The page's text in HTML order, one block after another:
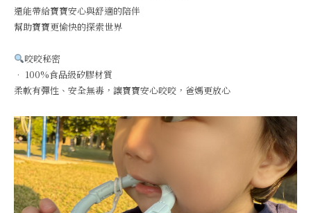
還能帶給寶寶安心與舒適的陪伴
幫助寶寶更愉快的探索世界
咬咬秘密
• 100%食品級矽膠材質
柔軟有彈性、安全無毒，讓寶寶安心咬咬，爸媽更放心